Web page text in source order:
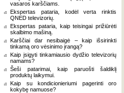
vasaros karščiams.
Ekspertas pataria, kodėl verta rinktis
QNED televizorių.
Ekspertas pataria, kaip teisingai prižiūrėti
skalbimo mašiną.
Karščiai dar nesibaigė – kaip išsirinkti
tinkamą oro vėsinimo įrangą?
Kaip įsigyti tinkamiausio dydžio televizorių
namams?
Šeši patarimai, kaip paruošti šaldiklį
produktų laikymui.
Kaip su kondicionieriumi pagerinti oro
kokybę namuose?